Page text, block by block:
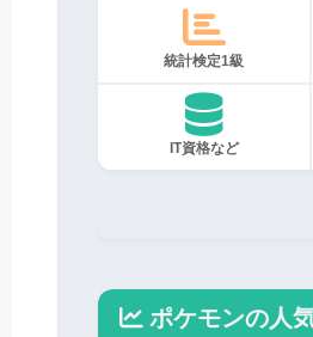
統計検定1級
IT資格など
ポケモンの人